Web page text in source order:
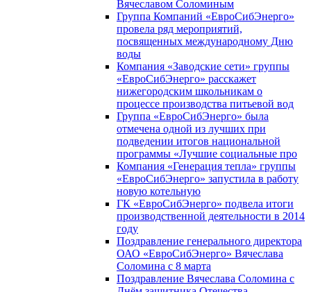
Вячеславом Соломиным
Группа Компаний «ЕвроСибЭнерго»
провела ряд мероприятий,
посвященных международному Дню
воды
Компания «Заводские сети» группы
«ЕвроСибЭнерго» расскажет
нижегородским школьникам о
процессе производства питьевой вод
Группа «ЕвроСибЭнерго» была
отмечена одной из лучших при
подведении итогов национальной
программы «Лучшие социальные про
Компания «Генерация тепла» группы
«ЕвроСибЭнерго» запустила в работу
новую котельную
ГК «ЕвроСибЭнерго» подвела итоги
производственной деятельности в 2014
году
Поздравление генерального директора
ОАО «ЕвроСибЭнерго» Вячеслава
Соломина с 8 марта
Поздравление Вячеслава Соломина с